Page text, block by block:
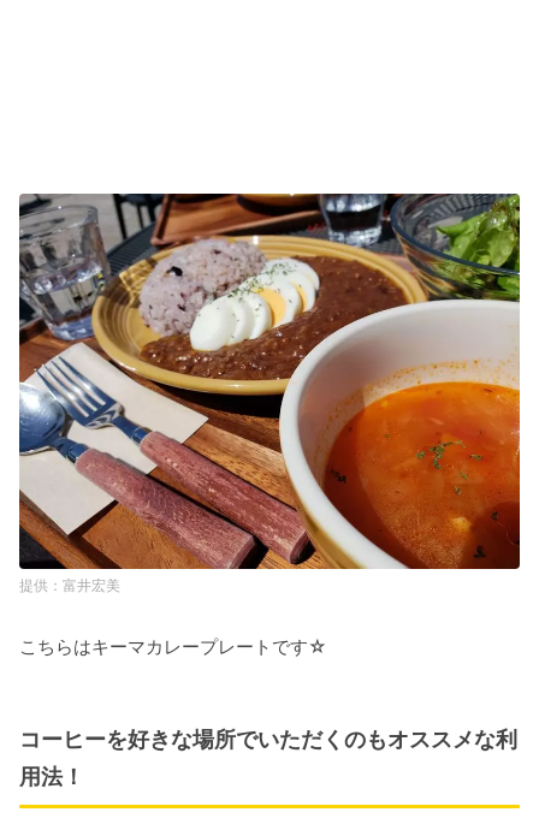
富井宏美
こちらはキーマカレープレートです☆
コーヒーを好きな場所でいただくのもオススメな利
用法！